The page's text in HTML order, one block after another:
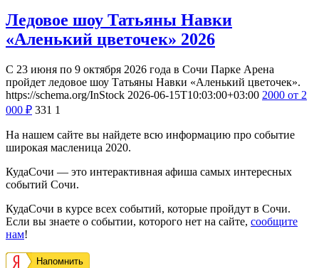
Ледовое шоу Татьяны Навки
«Аленький цветочек» 2026
С 23 июня по 9 октября 2026 года в Сочи Парке Арена
пройдет ледовое шоу Татьяны Навки «Аленький цветочек».
https://schema.org/InStock 2026-06-15T10:03:00+03:00 2000 от 2
000 ₽ 331 1
На нашем сайте вы найдете всю информацию про событие
широкая масленица 2020.
КудаСочи — это интерактивная афиша самых интересных
событий Сочи.
КудаСочи в курсе всех событий, которые пройдут в Сочи.
Если вы знаете о событии, которого нет на сайте, сообщите
нам!
Напомнить